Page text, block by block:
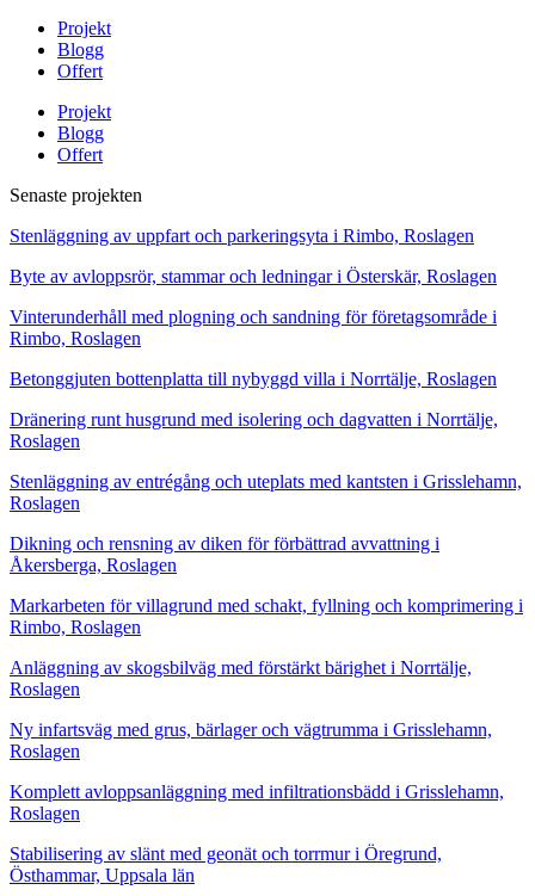
Projekt
Blogg
Offert
Projekt
Blogg
Offert
Senaste projekten
Stenläggning av uppfart och parkeringsyta i Rimbo, Roslagen
Byte av avloppsrör, stammar och ledningar i Österskär, Roslagen
Vinterunderhåll med plogning och sandning för företagsområde i
Rimbo, Roslagen
Betonggjuten bottenplatta till nybyggd villa i Norrtälje, Roslagen
Dränering runt husgrund med isolering och dagvatten i Norrtälje,
Roslagen
Stenläggning av entrégång och uteplats med kantsten i Grisslehamn,
Roslagen
Dikning och rensning av diken för förbättrad avvattning i
Åkersberga, Roslagen
Markarbeten för villagrund med schakt, fyllning och komprimering i
Rimbo, Roslagen
Anläggning av skogsbilväg med förstärkt bärighet i Norrtälje,
Roslagen
Ny infartsväg med grus, bärlager och vägtrumma i Grisslehamn,
Roslagen
Komplett avloppsanläggning med infiltrationsbädd i Grisslehamn,
Roslagen
Stabilisering av slänt med geonät och torrmur i Öregrund,
Östhammar, Uppsala län